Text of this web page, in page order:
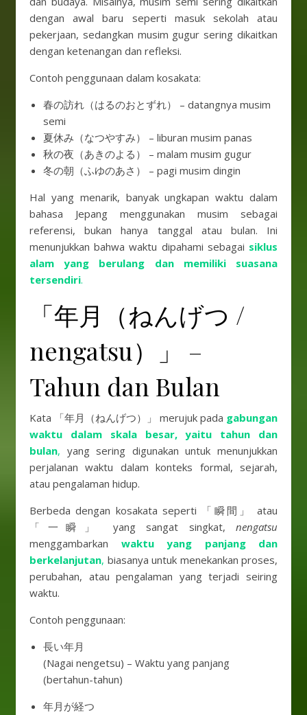
dengan awal baru seperti masuk sekolah atau
pekerjaan, sedangkan musim gugur sering dikaitkan
dengan ketenangan dan refleksi.
Contoh penggunaan dalam kosakata:
春の訪れ（はるのおとずれ） – datangnya musim
semi
夏休み（なつやすみ） – liburan musim panas
秋の夜（あきのよる） – malam musim gugur
冬の朝（ふゆのあさ） – pagi musim dingin
Hal yang menarik, banyak ungkapan waktu dalam
bahasa Jepang menggunakan musim sebagai
referensi, bukan hanya tanggal atau bulan. Ini
menunjukkan bahwa waktu dipahami sebagai siklus
alam yang berulang dan memiliki suasana
tersendiri.
「年月（ねんげつ /
nengatsu）」 –
Tahun dan Bulan
Kata 「年月（ねんげつ）」 merujuk pada gabungan
waktu dalam skala besar, yaitu tahun dan
bulan, yang sering digunakan untuk menunjukkan
perjalanan waktu dalam konteks formal, sejarah,
atau pengalaman hidup.
Berbeda dengan kosakata seperti 「瞬間」 atau
「一瞬」 yang sangat singkat, nengatsu
menggambarkan waktu yang panjang dan
berkelanjutan, biasanya untuk menekankan proses,
perubahan, atau pengalaman yang terjadi seiring
waktu.
Contoh penggunaan:
長い年月
(Nagai nengetsu) – Waktu yang panjang
(bertahun-tahun)
年月が経つ